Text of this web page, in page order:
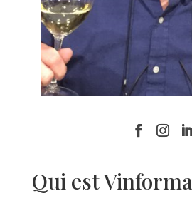
Qui est